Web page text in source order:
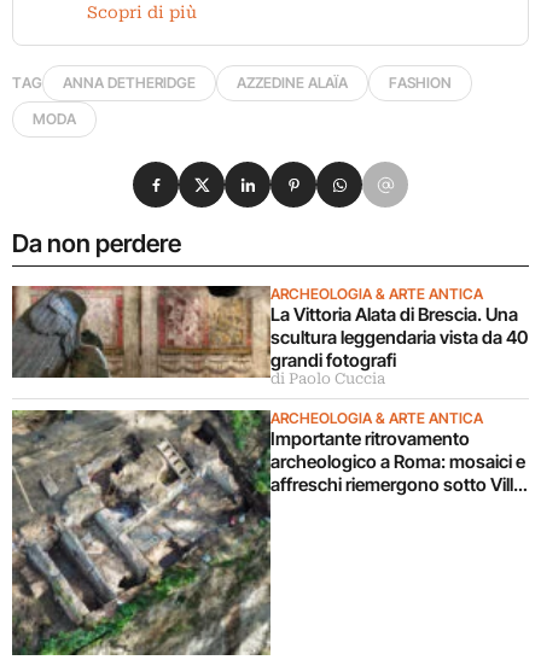
Scopri di più
TAG ANNA DETHERIDGE AZZEDINE ALAÏA
FASHION
MODA
Da non perdere
ARCHEOLOGIA & ARTE ANTICA
La Vittoria Alata di Brescia. Una
scultura leggendaria vista da 40
grandi fotografi
di Paolo Cuccia
ARCHEOLOGIA & ARTE ANTICA
Importante ritrovamento
archeologico a Roma: mosaici e
affreschi riemergono sotto Villa
Condividi su Facebook
Condividi su X
Condividi su LinkedIn
Condividi su Pinterest
Condividi su WhatsApp
Condividi su Email